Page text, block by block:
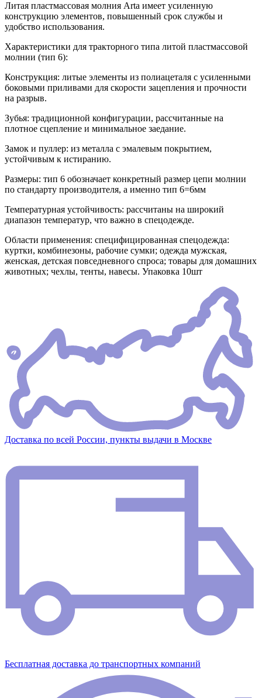
Литая пластмассовая молния Arta имеет усиленную
конструкцию элементов, повышенный срок службы и
удобство использования.
Характеристики для тракторного типа литой пластмассовой
молнии (тип 6):
Конструкция: литые элементы из полиацеталя с усиленными
боковыми приливами для скорости зацепления и прочности
на разрыв.
Зубья: традиционной конфигурации, рассчитанные на
плотное сцепление и минимальное заедание.
Замок и пуллер: из металла с эмалевым покрытием,
устойчивым к истиранию.
Размеры: тип 6 обозначает конкретный размер цепи молнии
по стандарту производителя, а именно тип 6=6мм
Температурная устойчивость: рассчитаны на широкий
диапазон температур, что важно в спецодежде.
Области применения: специфицированная спецодежда:
куртки, комбинезоны, рабочие сумки; одежда мужская,
женская, детская повседневного спроса; товары для домашних
животных; чехлы, тенты, навесы. Упаковка 10шт
Доставка по всей России, пункты выдачи в Москве
Бесплатная доставка до транспортных компаний